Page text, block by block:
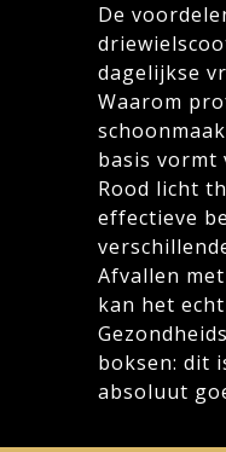
De
dagelijkse
Waarom
basis
Rood licht
effectieve
Afvallen
kan het
boksen: dit
absoluut